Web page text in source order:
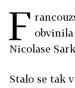
F obvinila
Nicolase
Stalo se tak